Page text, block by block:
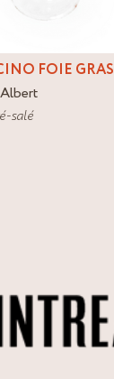
FOIE GRAS
salé